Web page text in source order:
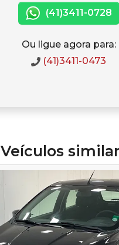
(41)3411-0728
Ou ligue agora para:
(41)3411-0473
Veículos